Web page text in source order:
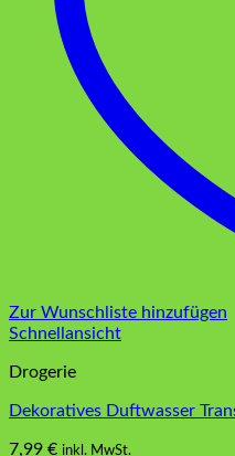
Zur Wunschliste hinzufügen
Schnellansicht
Drogerie
Dekoratives Duftwasser
7,99 € inkl. MwSt.